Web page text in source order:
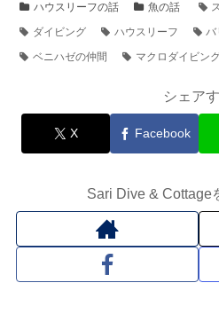
ハウスリーフの話 魚の話
ダイビング
ハウスリーフ バ
ベニハゼの仲間
マクロダイビン
シェア
X Facebook
Sari Dive & Cottage